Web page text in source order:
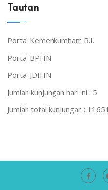
Tautan
Portal Kemenkumham R.I.
Portal BPHN
Portal JDIHN
Jumlah kunjungan hari ini : 5
Jumlah total kunjungan : 11651